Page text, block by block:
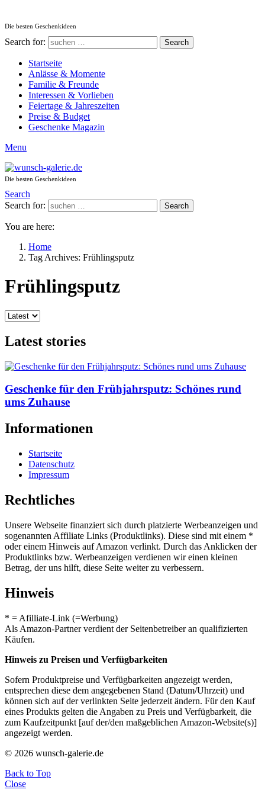
Die besten Geschenkideen
Search for: Search
Startseite
Anlässe & Momente
Familie & Freunde
Interessen & Vorlieben
Feiertage & Jahreszeiten
Preise & Budget
Geschenke Magazin
Menu
Die besten Geschenkideen
Search
Search for:
Search
You are here:
Home
Tag Archives: Frühlingsputz
Frühlingsputz
Latest stories
Geschenke für den Frühjahrsputz: Schönes rund
ums Zuhause
Informationen
Startseite
Datenschutz
Impressum
Rechtliches
Unsere Webseite finanziert sich durch platzierte Werbeanzeigen und
sogenannten Affiliate Links (Produktlinks). Diese sind mit einem *
oder einem Hinweis auf Amazon verlinkt. Durch das Anklicken der
Produktlinks bzw. Werbeanzeigen verdienen wir einen kleinen
Betrag, der uns hilft, diese Seite weiter zu verbessern.
Hinweis
* = Afilliate-Link (=Werbung)
Als Amazon-Partner verdient der Seitenbetreiber an qualifizierten
Käufen.
Hinweis zu Preisen und Verfügbarkeiten
Sofern Produktpreise und Verfügbarkeiten angezeigt werden,
entsprechen diese dem angegebenen Stand (Datum/Uhrzeit) und
können sich auf der verlinkten Seite jederzeit ändern. Für den Kauf
eines Produkts gelten die Angaben zu Preis und Verfügbarkeit, die
zum Kaufzeitpunkt [auf der/den maßgeblichen Amazon-Website(s)]
angezeigt werden.
© 2026 wunsch-galerie.de
Back to Top
Close